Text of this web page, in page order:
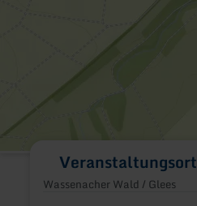
Veranstaltungsort
Wassenacher Wald / Glees